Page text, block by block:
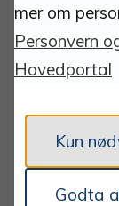
mer om
Personvern
Hovedportal
Kun
Godta